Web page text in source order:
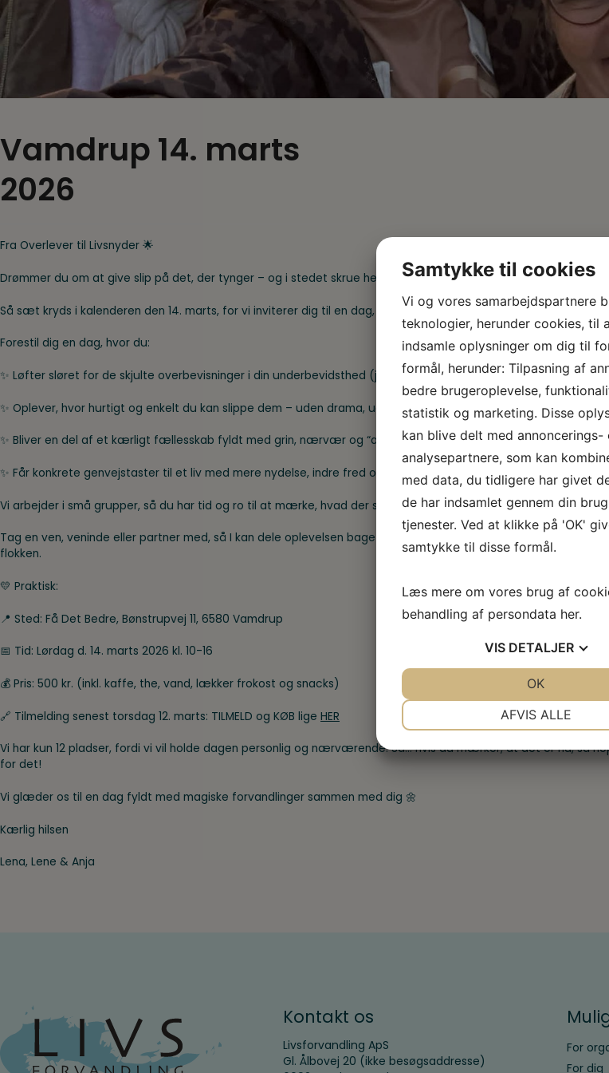
Vamdrup 14. marts
2026
Fra Overlever til Livsnyder 🌟
Drømmer du om at give slip på det, der tynger – og i stedet skrue helt op for glæde, lethed og nærvær?
Så sæt kryds i kalenderen den 14. marts, for vi inviterer dig til en dag, hvor du kan mærke forvandlingen på
Forestil dig en dag, hvor du:
✨ Løfter sløret for de skjulte overbevisninger i din underbevidsthed (ja, dem der styrer mere, end du tror!)
✨ Oplever, hvor hurtigt og enkelt du kan slippe dem – uden drama, uden hårdt arbejde
✨ Bliver en del af et kærligt fællesskab fyldt med grin, nærvær og “aha”-øjeblikke
✨ Får konkrete genvejstaster til et liv med mere nydelse, indre fred og overskud
Vi arbejder i små grupper, så du har tid og ro til at mærke, hvad der sker.
Tag en ven, veninde eller partner med, så I kan dele oplevelsen bagefter – men du kan også komme alene og
flokken.
💛 Praktisk:
📍 Sted: Få Det Bedre, Bønstrupvej 11, 6580 Vamdrup
📅 Tid: Lørdag d. 14. marts 2026 kl. 10-16
💰 Pris: 500 kr. (inkl. kaffe, the, vand, lækker frokost og snacks)
🔗 Tilmelding senest torsdag 12. marts: TILMELD og KØB lige HER
Vi har kun 12 pladser, fordi vi vil holde dagen personlig og nærværende. Så… hvis du mærker, at det er nu, så
for det!
Vi glæder os til en dag fyldt med magiske forvandlinger sammen med dig 🌼
Kærlig hilsen
Lena, Lene & Anja
Kontakt os
Livsforvandling ApS
Gl. Ålbovej 20 (ikke besøgsaddresse)
For
For dig
Samtykke til cookies
Vi og vores samarbejdspartnere
teknologier, herunder cookies, til
indsamle oplysninger om dig til
formål, herunder: Tilpasning af
bedre brugeroplevelse,
statistik og marketing. Disse
kan blive delt med annoncerings-
analysepartnere, som kan
med data, du tidligere har givet
de har indsamlet gennem din
tjenester. Ved at klikke på 'OK'
samtykke til disse formål.
Læs mere om vores brug af
behandling af persondata her.
VIS DETALJER
AFVIS ALLE
OK